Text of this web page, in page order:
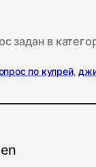
задан в
по кулрей,